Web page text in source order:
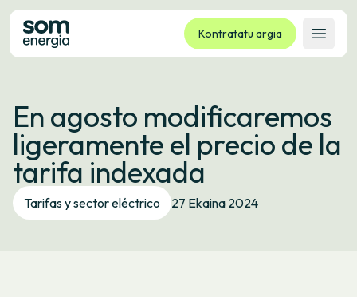
Kontratatu argia
Ireki
Tarifak
Zerbitzuak
Enpresak
Kooperatiba
Kontaktua
En agosto modificaremos
ligeramente el precio de la
tarifa indexada
Tarifas y sector eléctrico 27 Ekaina 2024